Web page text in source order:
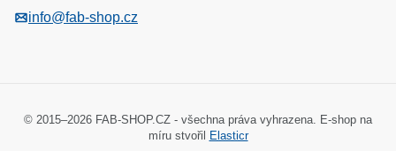
info@fab-shop.cz
© 2015–2026 FAB-SHOP.CZ - všechna práva vyhrazena. E-shop na
míru stvořil
Elasticr